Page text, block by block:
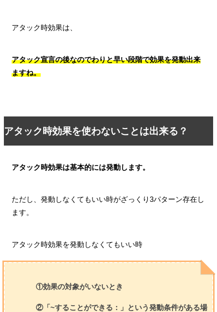
アタック時効果は、
アタック宣言の後なのでわりと早い段階で効果を発動出来
ますね。
アタック時効果を使わないことは出来る？
アタック時効果は基本的には発動します。
ただし、発動しなくてもいい時がざっくり3パターン存在し
ます。
アタック時効果を発動しなくてもいい時
①効果の対象がいないとき
②「~することができる：」という発動条件がある場